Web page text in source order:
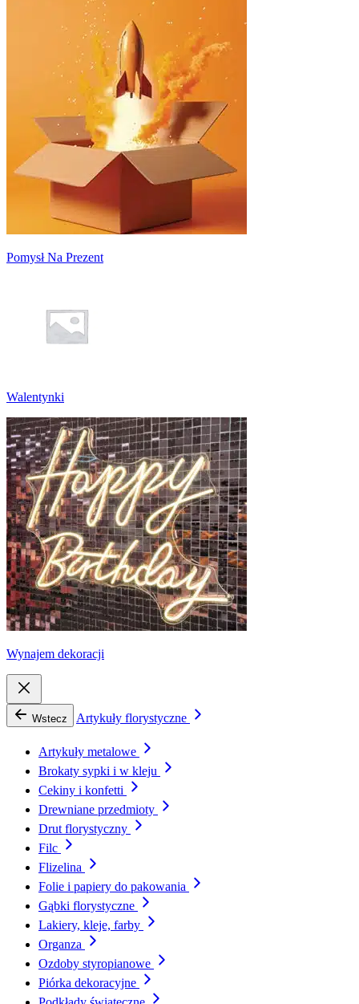
Pomysł Na Prezent
Walentynki
Wynajem dekoracji
Wstecz Artykuły florystyczne
Artykuły metalowe
Brokaty sypki i w kleju
Cekiny i konfetti
Drewniane przedmioty
Drut florystyczny
Filc
Flizelina
Folie i papiery do pakowania
Gąbki florystyczne
Lakiery, kleje, farby
Organza
Ozdoby styropianowe
Piórka dekoracyjne